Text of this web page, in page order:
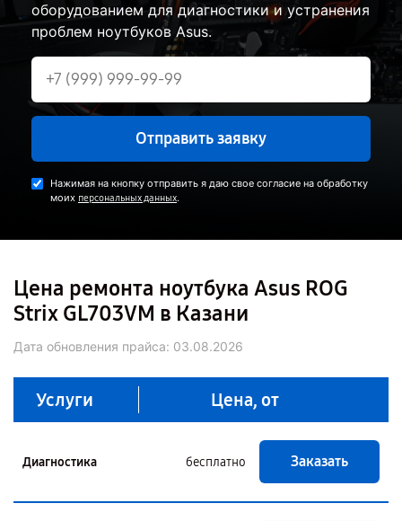
оборудованием для диагностики и устранения
проблем ноутбуков Asus.
Отправить заявку
Нажимая на кнопку отправить я даю свое согласие на обработку
моих персональных данных.
Цена ремонта ноутбука Asus ROG
Strix GL703VM в Казани
Дата обновления прайса: 03.08.2026
Услуги Цена, от
Диагностика бесплатно Заказать